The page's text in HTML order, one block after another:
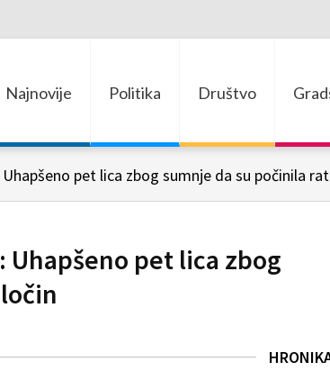
Najnovije Politika Društvo
pet lica zbog sumnje da su počinila
pet lica zbog